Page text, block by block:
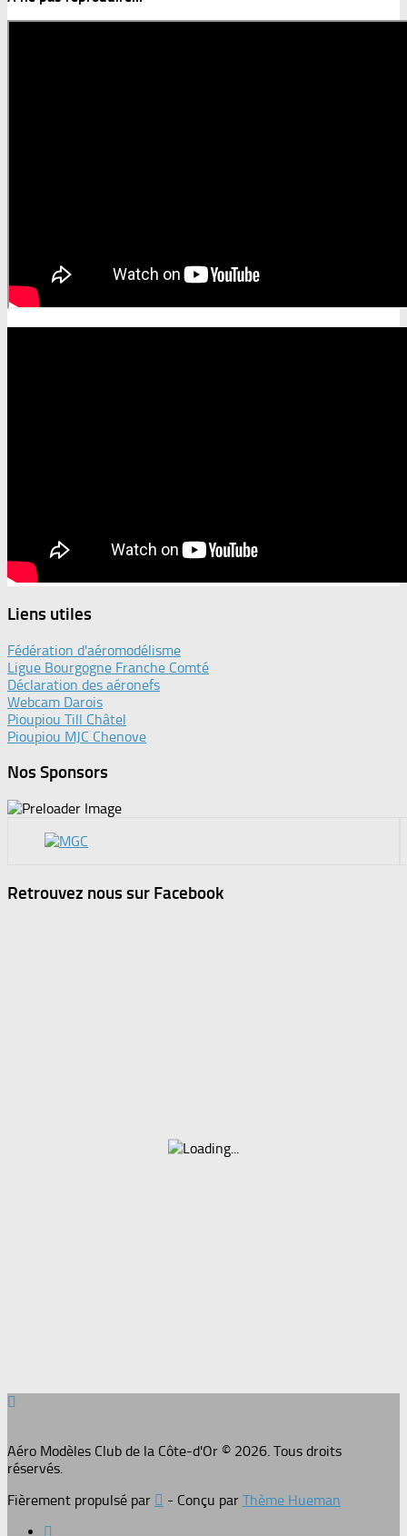
Liens utiles
Fédération d'aéromodélisme
Ligue Bourgogne Franche Comté
Déclaration des aéronefs
Webcam Darois
Pioupiou Till Châtel
Pioupiou MJC Chenove
Nos Sponsors
Retrouvez nous sur Facebook
Aéro Modèles Club de la Côte-d'Or © 2026. Tous droits
réservés.
Fièrement propulsé par
- Conçu par Thème Hueman